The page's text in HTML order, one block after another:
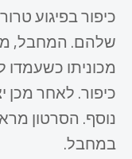
כיפור בפיגוע
שלהם. המחבל,
מכוניתו
כיפור. לאחר מכן
נוסף. הסרטון
במחבל.